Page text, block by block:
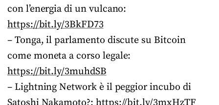
con l’energia di un vulcano:
https://bit.ly/3BkFD73
– Tonga, il parlamento discute su Bitcoin
come moneta a corso legale:
https://bit.ly/3muhdSB
– Lightning Network è il peggior incubo di